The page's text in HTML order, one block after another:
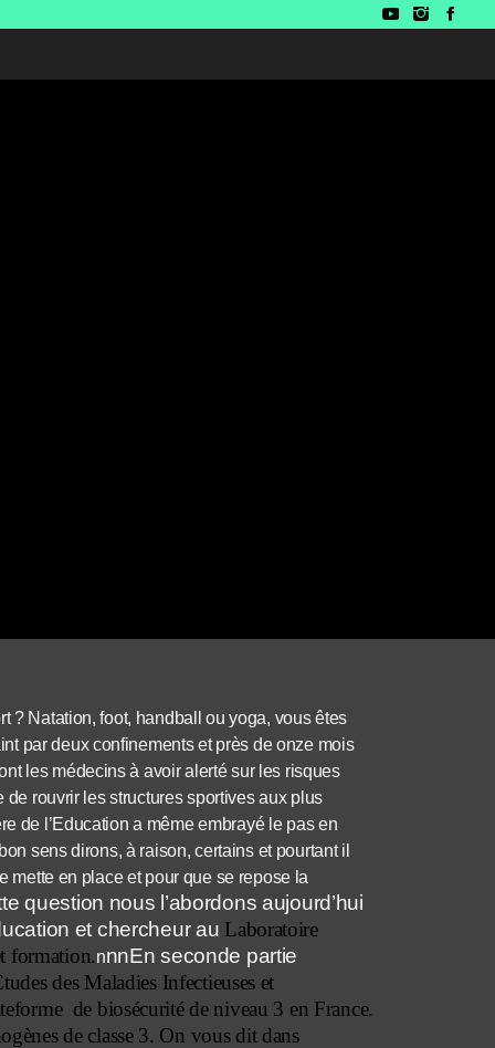
? Natation, foot, handball ou yoga, vous êtes
par deux confinements et près de onze mois
les médecins à avoir alerté sur les risques
rouvrir les structures sportives aux plus
de l’Education a même embrayé le pas en
sens dirons, à raison, certains et pourtant il
mette en place et pour que se repose la
question nous l’abordons aujourd’hui
et chercheur au Laboratoire
formation.nnnEn seconde partie
des Maladies Infectieuses et
de biosécurité de niveau 3 en France.
de classe 3. On vous dit dans